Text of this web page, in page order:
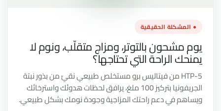
● المشكلة الحقيقية
يوم مشحون بالتوتر، ومزاج متقلّب، ونوم لا
يمنحك الراحة التي تحتاجها؟
5-HTP من فيتاليس برو مستخلص طبيعي نقيّ من بذور نبتة
الجريفونيا بتركيز 100 ملغ، يرافق لحظات هدوئك واسترخائك
ويساهم في دعم راحتك المزاجية وجودة نومك بشكل طبيعي.